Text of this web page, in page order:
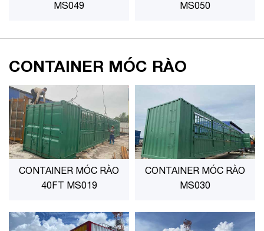
MS049
MS050
CONTAINER MÓC RÀO
CONTAINER MÓC RÀO
40FT MS019
CONTAINER MÓC RÀO
MS030